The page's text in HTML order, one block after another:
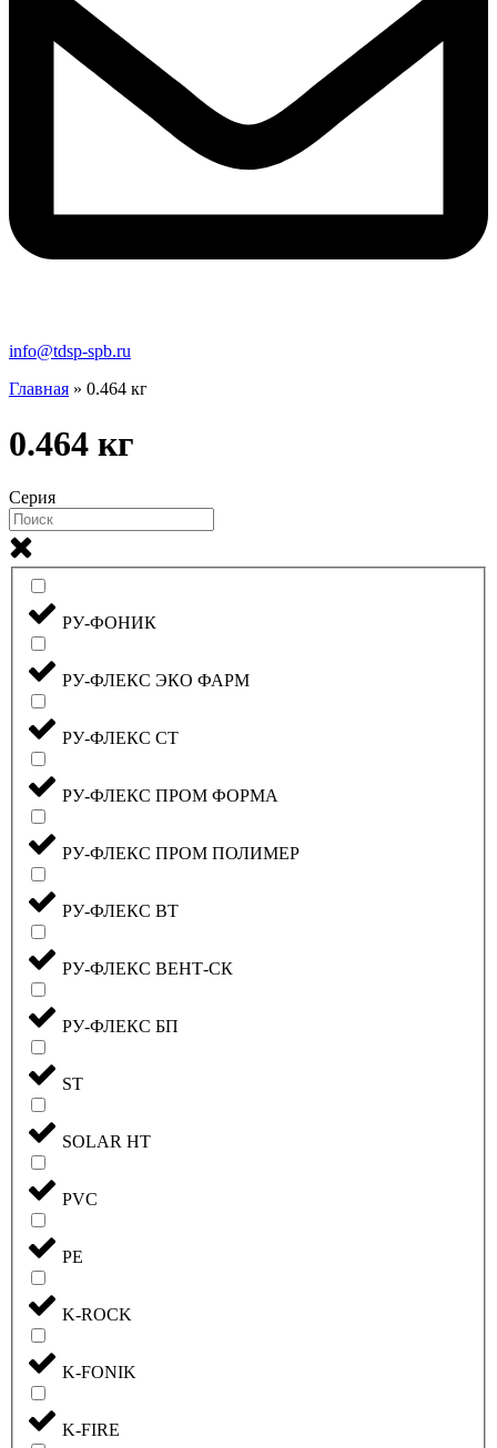
info@tdsp-spb.ru
Главная » 0.464 кг
0.464 кг
Серия
РУ-ФОНИК
РУ-ФЛЕКС ЭКО ФАРМ
РУ-ФЛЕКС СТ
РУ-ФЛЕКС ПРОМ ФОРМА
РУ-ФЛЕКС ПРОМ ПОЛИМЕР
РУ-ФЛЕКС ВТ
РУ-ФЛЕКС ВЕНТ-СК
РУ-ФЛЕКС БП
ST
SOLAR HT
PVC
PE
K-ROCK
K-FONIK
K-FIRE